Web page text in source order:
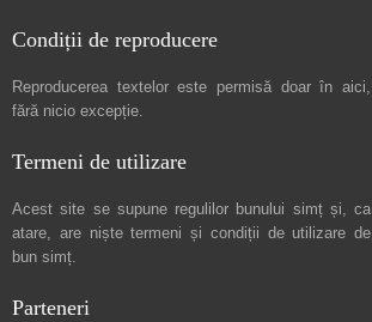
Condiții de reproducere
Reproducerea textelor este permisă doar în aici,
fără nicio excepție.
Termeni de utilizare
Acest site se supune regulilor bunului simț și, ca
atare, are niștetermeni și condiții de utilizare de
bun simț.
Parteneri